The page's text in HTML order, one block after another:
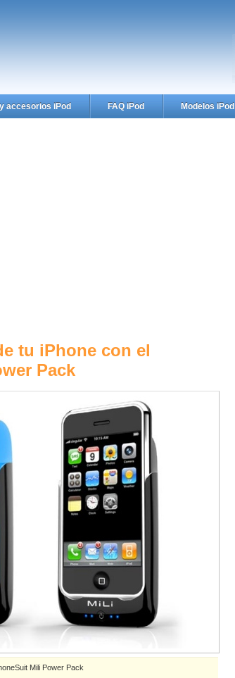
accesorios iPod FAQ iPod Modelos iPod
tu iPhone con el
Pack
Mili Power Pack